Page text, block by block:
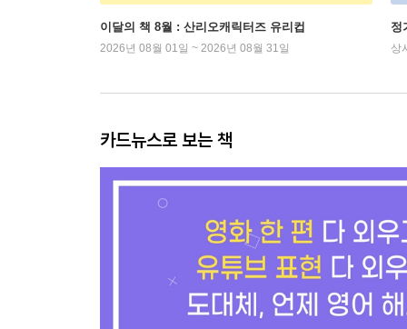
이달의 책 8월 : 산리오캐릭터즈 유리컵
2026년 08월 01일 ~ 2026년 08월 31일
정
상
카드뉴스로 보는 책